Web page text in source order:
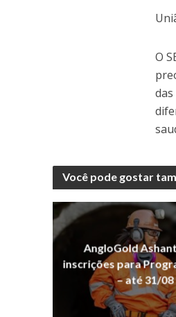
O
Você pode gostar
AngloGold
inscrições para
– até 31/08